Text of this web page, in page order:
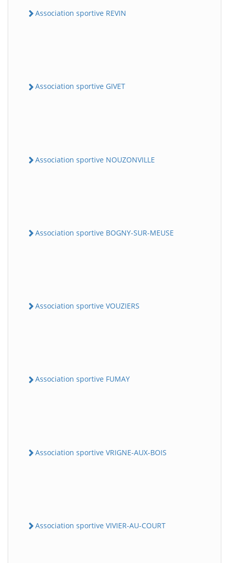
Association sportive REVIN
Association sportive GIVET
Association sportive NOUZONVILLE
Association sportive BOGNY-SUR-MEUSE
Association sportive VOUZIERS
Association sportive FUMAY
Association sportive VRIGNE-AUX-BOIS
Association sportive VIVIER-AU-COURT